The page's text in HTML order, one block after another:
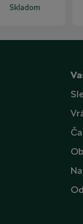
Skladom